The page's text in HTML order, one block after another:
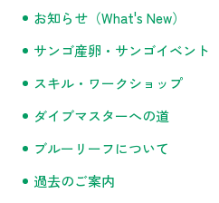
お知らせ（What's New）
サンゴ産卵・サンゴイベント
スキル・ワークショップ
ダイブマスターへの道
ブルーリーフについて
過去のご案内